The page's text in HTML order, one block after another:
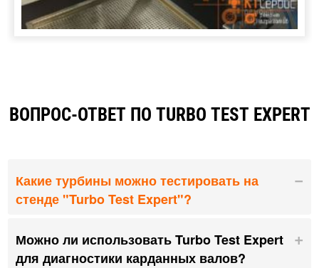
ВОПРОС-ОТВЕТ ПО TURBO TEST EXPERT
Какие турбины можно тестировать на
стенде "Turbo Test Expert"?
Можно ли использовать Turbo Test Expert
для диагностики карданных валов?